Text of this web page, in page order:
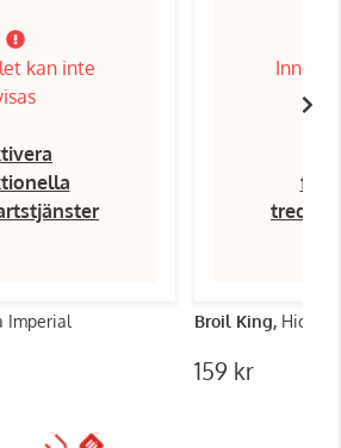
kan inte
Imperial Broil King,
159 kr